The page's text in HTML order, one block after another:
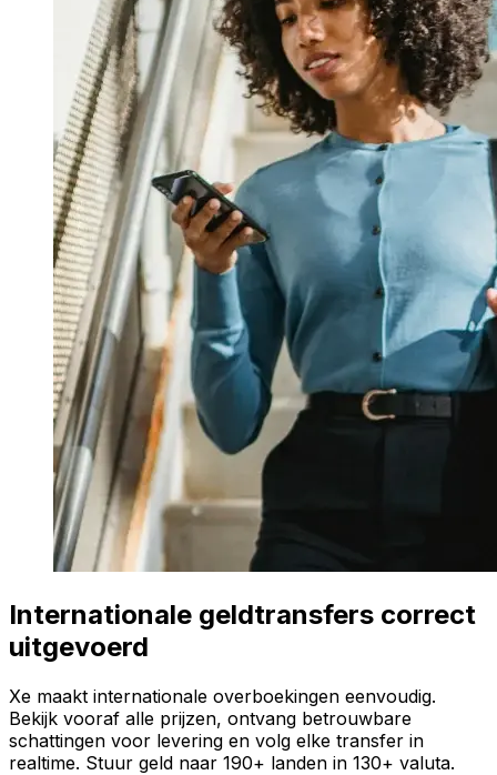
Internationale geldtransfers correct
uitgevoerd
Xe maakt internationale overboekingen eenvoudig.
Bekijk vooraf alle prijzen, ontvang betrouwbare
schattingen voor levering en volg elke transfer in
realtime. Stuur geld naar 190+ landen in 130+ valuta.